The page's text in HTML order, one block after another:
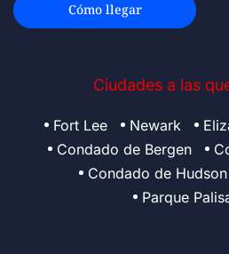
Cómo llegar
Ciudades a las
Fort Lee Newark
Condado de Bergen
Condado de Hudson
Parque